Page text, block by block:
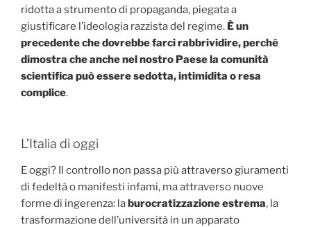
ridotta a strumento di propaganda, piegata a
giustificare l’ideologia razzista del regime. È un
precedente che dovrebbe farci rabbrividire, perché
dimostra che anche nel nostro Paese la comunità
scientifica può essere sedotta, intimidita o resa
complice.
L’Italia di oggi
E oggi? Il controllo non passa più attraverso giuramenti
di fedeltà o manifesti infami, ma attraverso nuove
forme di ingerenza: laburocratizzazione estrema, la
trasformazione dell’università in un apparato